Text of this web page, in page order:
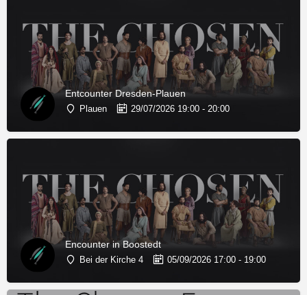
Entcounter Dresden-Plauen
Plauen 29/07/2026 19:00 - 20:00
Encounter in Boostedt
Bei der Kirche 4 05/09/2026 17:00 - 19:00